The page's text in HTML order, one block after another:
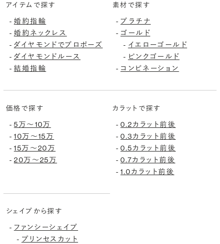
アイテムで探す
-婚約指輪
-婚約ネックレス
-ダイヤモンドでプロポーズ
-ダイヤモンドルース
-結婚指輪
素材で探す
- プラチナ
- ゴールド
- イエローゴールド
- ピンクゴールド
- コンビネーション
価格で探す
-5万〜10万
-10万〜15万
-15万〜20万
-20万〜25万
カラットで探す
-0.2カラット前後
-0.3カラット前後
-0.5カラット前後
-0.7カラット前後
-1.0カラット前後
シェイプから探す
- ファンシーシェイプ
- プリンセスカット